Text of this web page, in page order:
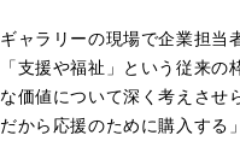
ギャラリーの現場で企業担当
「支援や福祉」という従来
な価値について深く考えさせ
だから応援のために購入する